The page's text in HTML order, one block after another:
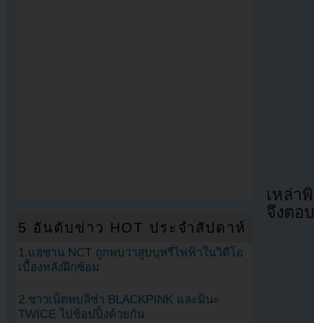
เหล่า
จึงตอ
5 อันดับข่าว HOT ประจำสัปดาห์
1.แฮชาน NCT ถูกพบว่าสูบบุหรี่ไฟฟ้าในวิดีโอ
เบื้องหลังฝึกซ้อม
2.ชาวเน็ตพบลิซ่า BLACKPINK และมินะ
TWICE ไปช้อปปิ้งด้วยกัน